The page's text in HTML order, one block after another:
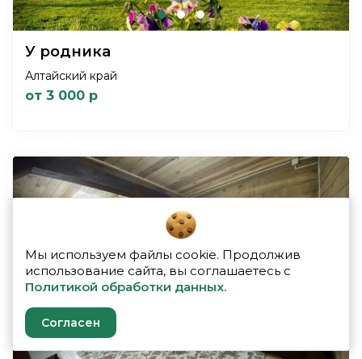
У родника
Алтайский край
от 3 000 р
Previous
Мы используем файлы cookie. Продолжив
использование сайта, вы соглашаетесь с
Политикой обработки данных.
Согласен